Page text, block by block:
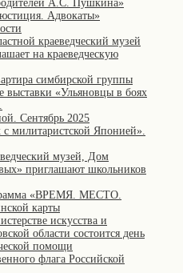
А.С. Пушкина»
Адвокаты»
краеведческий музей
на краеведческую
симбирской группы
выставки «Ульяновцы в боях
Сентябрь 2025
милитаристской Японией».
музей, Дом
приглашают школьников
«ВРЕМЯ. МЕСТО.
карты
искусства и
области состоится день
помощи
флага Российской